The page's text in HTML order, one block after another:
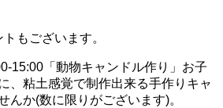
もございます。
15:00「動物キャンドル作り」お子
、粘土感覚で制作出来る手作りキャ
んか(数に限りがございます)。